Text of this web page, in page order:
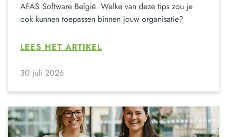
AFAS Software België. Welke van deze tips zou je
ook kunnen toepassen binnen jouw organisatie?
LEES HET ARTIKEL
30 juli 2026